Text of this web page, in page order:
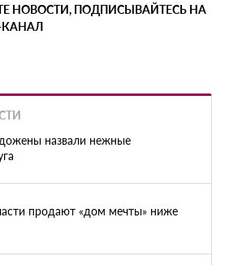
НОВОСТИ, ПОДПИСЫВАЙТЕСЬ НА
назвали нежные
продают «дом мечты» ниже